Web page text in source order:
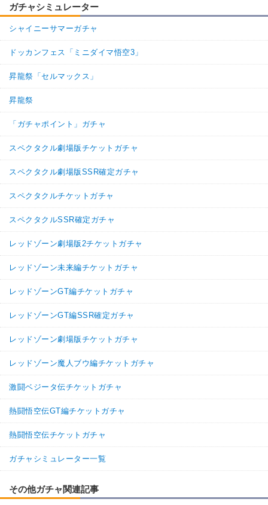
ガチャシミュレーター
シャイニーサマーガチャ
ドッカンフェス「ミニダイマ悟空3」
昇龍祭「セルマックス」
昇龍祭
「ガチャポイント」ガチャ
スペクタクル劇場版チケットガチャ
スペクタクル劇場版SSR確定ガチャ
スペクタクルチケットガチャ
スペクタクルSSR確定ガチャ
レッドゾーン劇場版2チケットガチャ
レッドゾーン未来編チケットガチャ
レッドゾーンGT編チケットガチャ
レッドゾーンGT編SSR確定ガチャ
レッドゾーン劇場版チケットガチャ
レッドゾーン魔人ブウ編チケットガチャ
激闘ベジータ伝チケットガチャ
熱闘悟空伝GT編チケットガチャ
熱闘悟空伝チケットガチャ
ガチャシミュレーター一覧
その他ガチャ関連記事